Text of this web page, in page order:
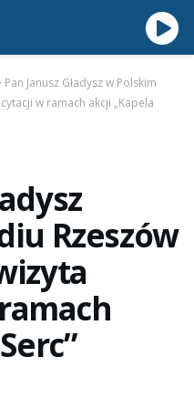
Pan Janusz Gładysz w Polskim
w ramach akcji „Kapela
Rzeszów